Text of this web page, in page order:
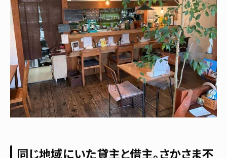
同じ地域にいた貸主と借主。さかさま不